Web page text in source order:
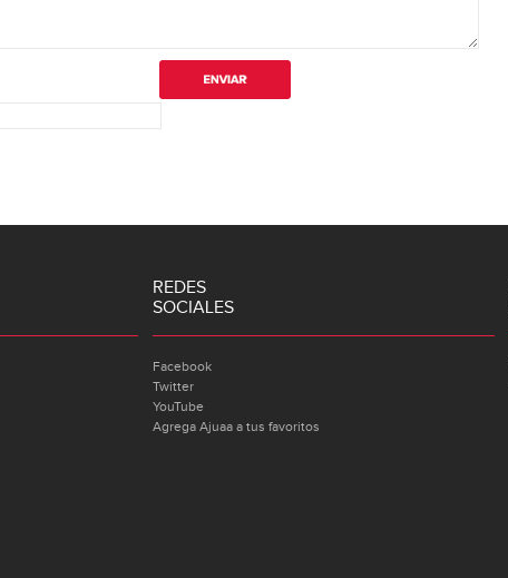
REDES
SOCIALES
Facebook
Twitter
YouTube
Agrega Ajuaa a tus favoritos